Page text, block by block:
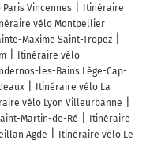
Vincennes
Itinéraire
vélo Montpellier
Maxime Saint-Tropez
Itinéraire vélo
les-Bains Lège-Cap-
Itinéraire vélo La
vélo Lyon Villeurbanne
Martin-de-Ré
Itinéraire
Agde
Itinéraire vélo Le